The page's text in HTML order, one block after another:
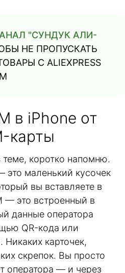
"СУНДУК АЛИ-
НЕ ПРОПУСКАТЬ
С ALIEXPRESS
в iPhone от
карты
теме, коротко напомню.
это маленький кусочек
вы вставляете в
— это встроенный в
данные оператора
QR-кода или
карточек,
скрепок. Вы просто
оператора — и через